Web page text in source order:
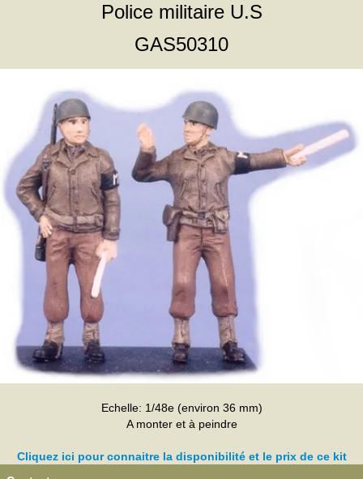
Police militaire U.S
GAS50310
Echelle: 1/48e (environ 36 mm)
A monter et à peindre
Cliquez ici pour connaitre la disponibilité et le prix de ce kit